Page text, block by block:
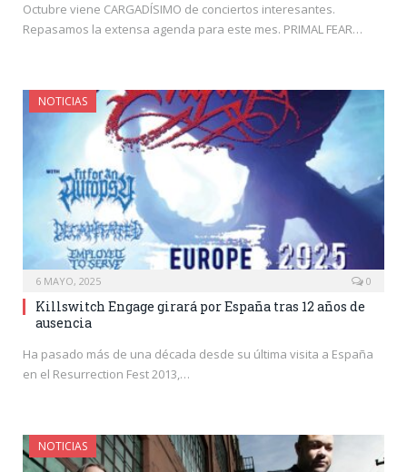
Octubre viene CARGADÍSIMO de conciertos interesantes.
Repasamos la extensa agenda para este mes. PRIMAL FEAR…
NOTICIAS
6 MAYO, 2025 0
Killswitch Engage girará por España tras 12 años de
ausencia
Ha pasado más de una década desde su última visita a España
en el Resurrection Fest 2013,…
NOTICIAS